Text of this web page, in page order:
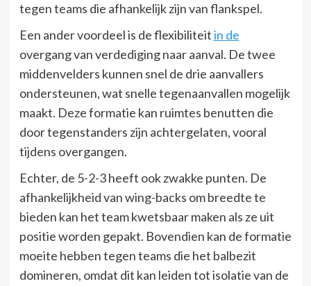
tegen teams die afhankelijk zijn van flankspel.
Een ander voordeel is de flexibiliteitin de
overgang van verdediging naar aanval. De twee
middenvelders kunnen snel de drie aanvallers
ondersteunen, wat snelle tegenaanvallen mogelijk
maakt. Deze formatie kan ruimtes benutten die
door tegenstanders zijn achtergelaten, vooral
tijdens overgangen.
Echter, de 5-2-3 heeft ook zwakke punten. De
afhankelijkheid van wing-backs om breedte te
bieden kan het team kwetsbaar maken als ze uit
positie worden gepakt. Bovendien kan de formatie
moeite hebben tegen teams die het balbezit
domineren, omdat dit kan leiden tot isolatie van de